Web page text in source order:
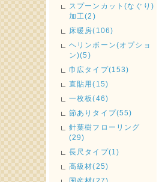
スプーンカット(なぐり)
加工(2)
床暖房(106)
ヘリンボーン(オプショ
ン)(5)
巾広タイプ(153)
直貼用(15)
一枚板(46)
節ありタイプ(55)
針葉樹フローリング
(29)
長尺タイプ(1)
高級材(25)